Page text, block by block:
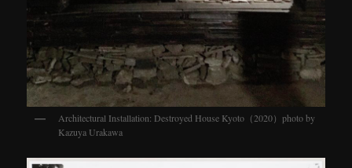
Architectural Installation: Destroyed House Kyoto（2020）photo by
Kazuya Urakawa